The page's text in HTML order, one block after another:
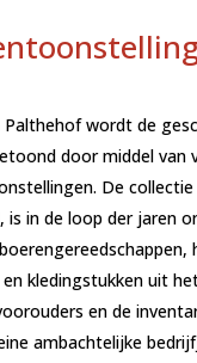
Palthehof wordt de
door middel van
De
in de loop der jaren
kledingstukken uit
en de
ambachtelijke